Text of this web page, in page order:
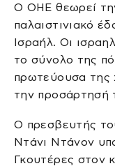
Ο ΟΗΕ θεωρεί
παλαιστινιακό
Ισραήλ. Οι
το σύνολο της
πρωτεύουσα της
την προσάρτησή
Ο πρεσβευτής
Ντάνι Ντάνον
Γκουτέρες στον